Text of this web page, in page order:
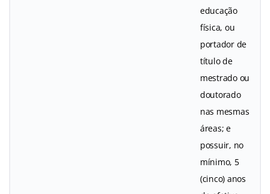
educação
física, ou
portador de
título de
mestrado ou
doutorado
nas mesmas
áreas; e
possuir, no
mínimo, 5
(cinco) anos